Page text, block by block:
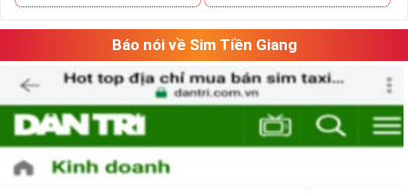
Phương pháp chọn sim số đẹp lục qúy 8
“Số có nghĩa – Người có mệnh”, lựa chọnsim số đẹp
tứ quý cần căn
cứ vào vận mệnh của mỗi người. Lựa chọn sim số đẹp hợp mệnh
không chỉ mang lại nhiều may mắn và tài lộc cho chủ sim mà nó
còn thể hiện được nhiều phong cách làm việc chuyên nghiệp của
người sử dụng.
Báo nói về Sim Tiền Giang